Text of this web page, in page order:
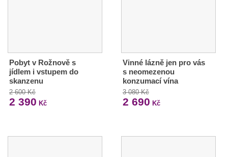
Pobyt v Rožnově s
jídlem i vstupem do
skanzenu
2 600 Kč
2 390 Kč
Vinné lázně jen pro vás
s neomezenou
konzumací vína
3 080 Kč
2 690 Kč